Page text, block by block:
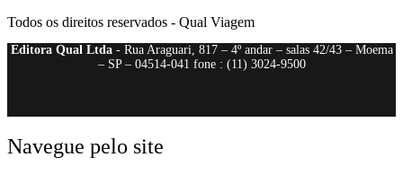
Todos os direitos reservados - Qual Viagem
Editora Qual Ltda- Rua Araguari, 817 – 4º andar – salas 42/43 – Moema
– SP – 04514-041 fone : (11) 3024-9500
Navegue pelo site